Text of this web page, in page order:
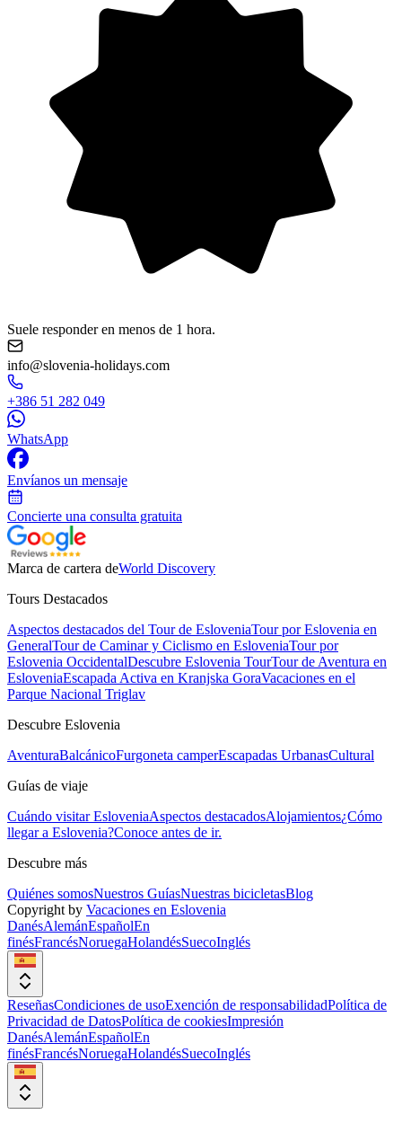
Suele responder en menos de 1 hora.
info@slovenia-holidays.com
+386 51 282 049
WhatsApp
Envíanos un mensaje
Concierte una consulta gratuita
Marca de cartera deWorld Discovery
Tours Destacados
Aspectos destacados del Tour de EsloveniaTour por Eslovenia en
GeneralTour de Caminar y Ciclismo en EsloveniaTour por
Eslovenia OccidentalDescubre Eslovenia TourTour de Aventura en
EsloveniaEscapada Activa en Kranjska GoraVacaciones en el
Parque Nacional Triglav
Descubre Eslovenia
AventuraBalcánicoFurgoneta camperEscapadas UrbanasCultural
Guías de viaje
Cuándo visitar EsloveniaAspectos destacadosAlojamientos¿Cómo
llegar a Eslovenia?Conoce antes de ir.
Descubre más
Quiénes somosNuestros GuíasNuestras bicicletasBlog
Copyright by Vacaciones en Eslovenia
DanésAlemánEspañolEn
finésFrancésNoruegaHolandésSuecoInglés
ReseñasCondiciones de usoExención de responsabilidadPolítica de
Privacidad de DatosPolítica de cookiesImpresión
DanésAlemánEspañolEn
finésFrancésNoruegaHolandésSuecoInglés